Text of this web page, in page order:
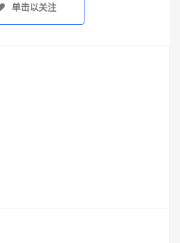
单击以关注